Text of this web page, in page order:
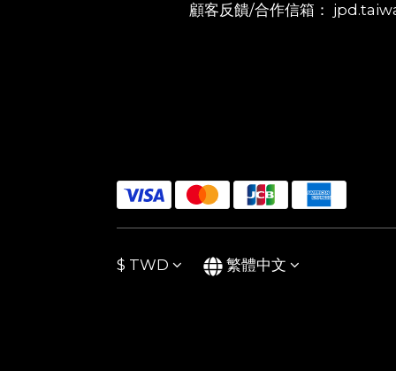
顧客反饋/合作信箱：
$ TWD 繁體中文